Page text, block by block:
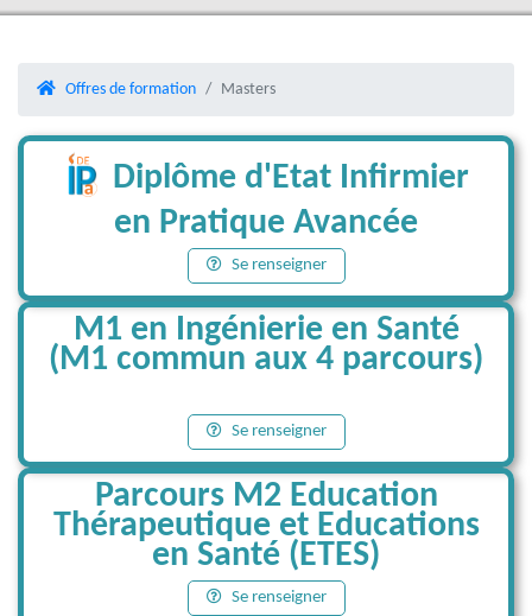
Offres de formation Masters
Diplôme d'Etat Infirmier
en Pratique Avancée
Se renseigner
M1 en Ingénierie en Santé
(M1 commun aux 4 parcours)
Se renseigner
Parcours M2 Education
Thérapeutique et Educations
en Santé (ETES)
Se renseigner